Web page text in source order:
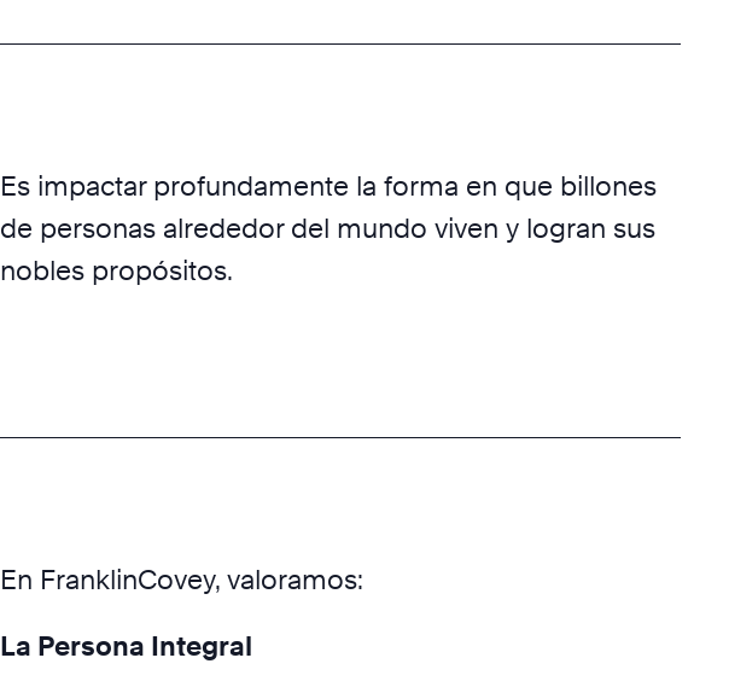
Es impactar profundamente la forma en que billones
de personas alrededor del mundo viven y logran sus
nobles propósitos.
En FranklinCovey, valoramos:
La Persona Integral